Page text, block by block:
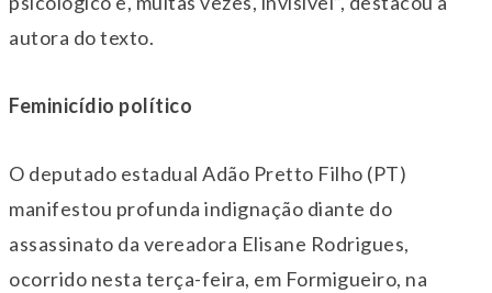
autora do texto.
Feminicídio político
O deputado estadual Adão Pretto Filho (PT)
manifestou profunda indignação diante do
assassinato da vereadora Elisane Rodrigues,
ocorrido nesta terça-feira, em Formigueiro, na